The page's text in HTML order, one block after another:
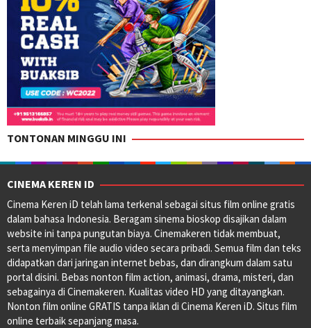
TONTONAN MINGGU INI
CINEMA KEREN ID
Cinema Keren iD telah lama terkenal sebagai situs film online gratis
dalam bahasa Indonesia. Beragam sinema bioskop disajikan dalam
website ini tanpa pungutan biaya. Cinemakeren tidak membuat,
serta menyimpan file audio video secara pribadi. Semua film dan teks
didapatkan dari jaringan internet bebas, dan dirangkum dalam satu
portal disini. Bebas nonton film action, animasi, drama, misteri, dan
sebagainya di Cinemakeren. Kualitas video HD yang ditayangkan.
Nonton film online GRATIS tanpa iklan di Cinema Keren iD. Situs film
online terbaik sepanjang masa.